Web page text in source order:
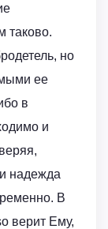
таково.
но
ее
в
и
надежда
В
верит Ему,